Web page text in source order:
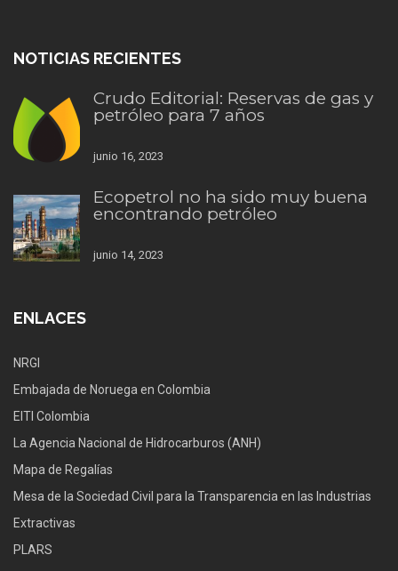
NOTICIAS RECIENTES
Crudo Editorial: Reservas de gas y
petróleo para 7 años
junio 16, 2023
Ecopetrol no ha sido muy buena
encontrando petróleo
junio 14, 2023
ENLACES
NRGI
Embajada de Noruega en Colombia
EITI Colombia
La Agencia Nacional de Hidrocarburos (ANH)
Mapa de Regalías
Mesa de la Sociedad Civil para la Transparencia en las Industrias
Extractivas
PLARS